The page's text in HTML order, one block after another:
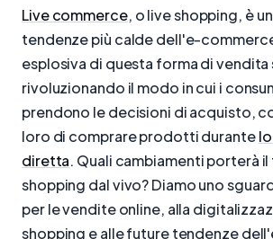
Live commerce, o live shopping, è
tendenze più calde dell'e-
esplosiva di questa forma di vendita
rivoluzionando il modo in cui i
prendono le decisioni di acquisto,
loro di comprare prodotti durante
diretta. Quali cambiamenti porterà
shopping dal vivo? Diamo uno
per le vendite online, alla
shopping e alle future tendenze